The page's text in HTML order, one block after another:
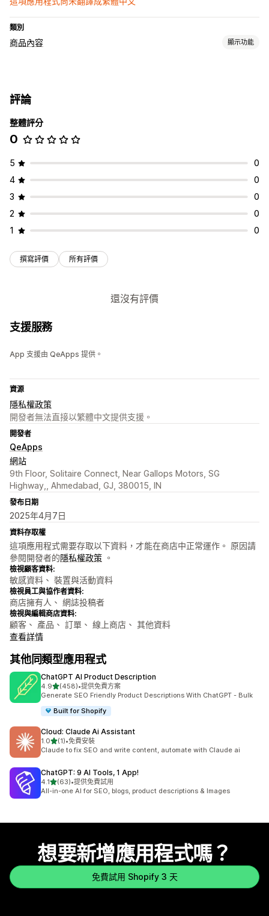
類別
商品內容 顯示功能
網誌文章
建立內容
AI 生成內容
搜尋引擎最佳化 (SEO)
網誌 SEO 商品系列 SEO 關鍵字研究 SEO 稽核
評論
整體評分
0
5
0
4
0
3
0
2
0
1
0
撰寫評價 所有評價
還沒有評價
支援服務
App 支援由 QeApps 提供。
資源
隱私權政策
開發者無法直接以繁體中文提供支援。
開發者
QeApps
網站
9th Floor, Solitaire Connect, Near Gallops Motors, SG
Highway,, Ahmedabad, GJ, 380015, IN
發布日期
2025年4月7日
資料存取權
這項應用程式需要存取以下資料，才能在商店中正常運作。 原因請
參閱開發者的隱私權政策 。
檢視顧客資料:
敏感資料、 裝置與活動資料
檢視員工與協作者資料:
商店擁有人、 網誌投稿者
檢視與編輯商店資料:
顧客、 產品、 訂單、 線上商店、 其他資料
查看詳情
其他同類型應用程式
ChatGPT AI Product Description
4.9滿分 5 顆星
(458)
共有 458 則評價
•提供免費方案
Generate SEO Friendly Product Descriptions With ChatGPT - Bulk
Built for Shopify
Cloud: Claude Ai Assistant
1.0滿分 5 顆星
(1)
共有 1 則評價
•免費安裝
Claude to fix SEO and write content, automate with Claude ai
ChatGPT: 9 AI Tools, 1 App!
4.1滿分 5 顆星
(63)
共有 63 則評價
•提供免費試用
All-in-one AI for SEO, blogs, product descriptions & Images
想要新增應用程式嗎？
免費試用 Shopify 3 天